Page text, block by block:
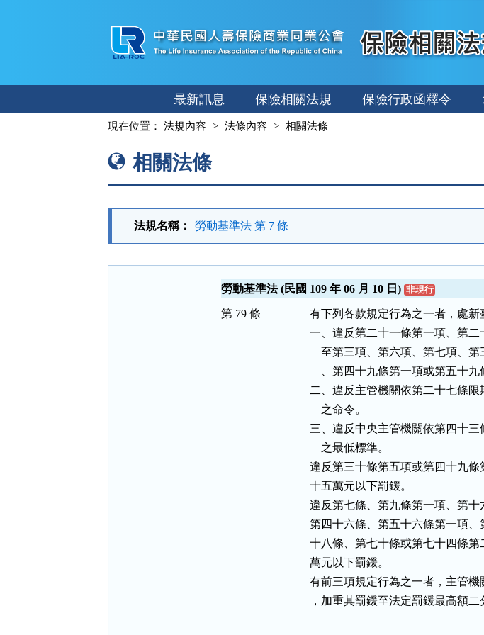
容
最新訊息 保險相關法規 保險行政函釋令
現在位置： 法規內容 法條內容 相關法條
相關法條
法規名稱： 勞動基準法 第 7 條
勞動基準法 (民國 109 年 06 月 10 日) 非現行
第 79 條
有下列各款規定行為之一者，處新
一、違反第二十一條第一項、第
至第三項、第六項、第七項、
、第四十九條第一項或第五十九
二、違反主管機關依第二十七條
    之命令。
三、違反中央主管機關依第四十
    之最低標準。
違反第三十條第五項或第四十九
十五萬元以下罰鍰。
違反第七條、第九條第一項、第十
第四十六條、第五十六條第一項
十八條、第七十條或第七十四條
萬元以下罰鍰。
有前三項規定行為之一者，主管
，加重其罰鍰至法定罰鍰最高額二